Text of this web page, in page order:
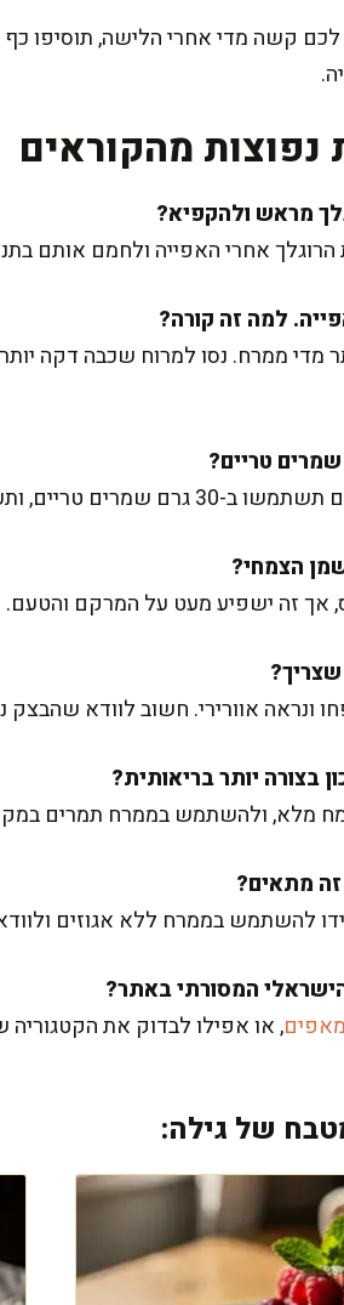
קשה מדי אחרי הלישה, תוסיפו
מהקוראים
אחרי האפייה ולחמם אותם
ממרח. נסו למרוח שכבה דקה
הסוכר והמים לפני הוספתם לקמח.
אך זה ישפיע מעט על המרקם
ונראה אוורירי. חשוב לוודא
מלא, ולהשתמש בממרח תמרים
להשתמש בממרח ללא אגוזים
, או אפילו לבדוק את הקטגוריה
של גילה: